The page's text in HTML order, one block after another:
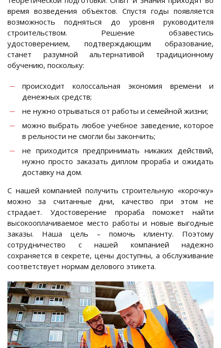
время возведения объектов. Спустя годы появляется
возможность подняться до уровня руководителя
строительством. Решение обзавестись
удостоверением, подтверждающим образование,
станет разумной альтернативой традиционному
обучению, поскольку:
происходит колоссальная экономия времени и
денежных средств;
не нужно отрываться от работы и семейной жизни;
можно выбрать любое учебное заведение, которое
в рельности не смогли бы закончить;
не приходится предпринимать никаких действий,
нужно просто заказать диплом прораба и ожидать
доставку на дом.
С нашей компанией получить строительную «корочку»
можно за считанные дни, качество при этом не
страдает. Удостоверение прораба поможет найти
высокооплачиваемое место работы и новые выгодные
заказы. Наша цель – помочь клиенту. Поэтому
сотрудничество с нашей компанией надежно
сохраняется в секрете, цены доступны, а обслуживание
соответствует нормам делового этикета.